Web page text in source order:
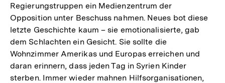
Regierungstruppen ein Medienzentrum der
Opposition unter Beschuss nahmen. Neues bot diese
letzte Geschichte kaum – sie emotionalisierte, gab
dem Schlachten ein Gesicht. Sie sollte die
Wohnzimmer Amerikas und Europas erreichen und
daran erinnern, dass jeden Tag in Syrien Kinder
sterben. Immer wieder mahnen Hilfsorganisationen,